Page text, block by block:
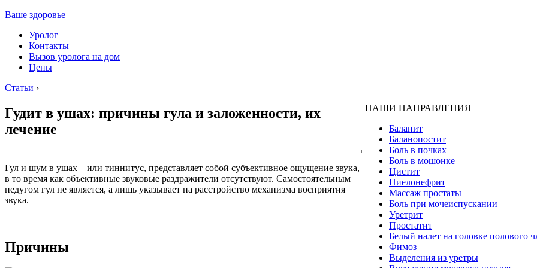
Ваше здоровье
Уролог
Контакты
Вызов уролога на дом
Цены
Статьи ›
Гудит в ушах: причины гула и заложенности, их
лечение
Гул и шум в ушах – или тиннитус, представляет собой субъективное ощущение звука,
в то время как объективные звуковые раздражители отсутствуют. Самостоятельным
недугом гул не является, а лишь указывает на расстройство механизма восприятия
звука.
Причины
НАШИ НАПРАВЛЕНИЯ
Баланит
Баланопостит
Боль в почках
Боль в мошонке
Цистит
Пиелонефрит
Массаж простаты
Боль при мочеиспускании
Уретрит
Простатит
Белый налет на головке полового
Фимоз
Выделения из уретры